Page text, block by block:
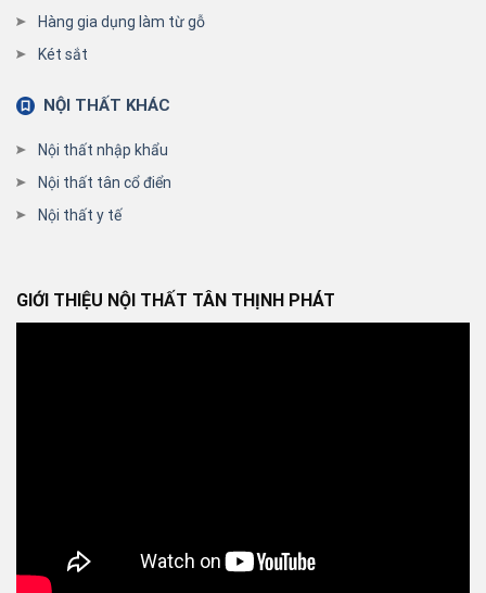
Hàng gia dụng làm từ gỗ
Két sắt
NỘI THẤT KHÁC
Nội thất nhập khẩu
Nội thất tân cổ điển
Nội thất y tế
GIỚI THIỆU NỘI THẤT TÂN THỊNH PHÁT